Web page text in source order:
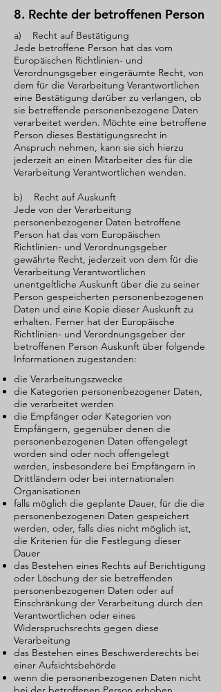
8. Rechte der betroffenen Person
a) Recht auf Bestätigung
Jede betroffene Person hat das vom
Europäischen Richtlinien- und
Verordnungsgeber eingeräumte Recht, von
dem für die Verarbeitung Verantwortlichen
eine Bestätigung darüber zu verlangen, ob
sie betreffende personenbezogene Daten
verarbeitet werden. Möchte eine betroffene
Person dieses Bestätigungsrecht in
Anspruch nehmen, kann sie sich hierzu
jederzeit an einen Mitarbeiter des für die
Verarbeitung Verantwortlichen wenden.
b) Recht auf Auskunft
Jede von der Verarbeitung
personenbezogener Daten betroffene
Person hat das vom Europäischen
Richtlinien- und Verordnungsgeber
gewährte Recht, jederzeit von dem für die
Verarbeitung Verantwortlichen
unentgeltliche Auskunft über die zu seiner
Person gespeicherten personenbezogenen
Daten und eine Kopie dieser Auskunft zu
erhalten. Ferner hat der Europäische
Richtlinien- und Verordnungsgeber der
betroffenen Person Auskunft über folgende
Informationen zugestanden:
die Verarbeitungszwecke
die Kategorien personenbezogener Daten,
die verarbeitet werden
die Empfänger oder Kategorien von
Empfängern, gegenüber denen die
personenbezogenen Daten offengelegt
worden sind oder noch offengelegt
werden, insbesondere bei Empfängern in
Drittländern oder bei internationalen
Organisationen
falls möglich die geplante Dauer, für die die
personenbezogenen Daten gespeichert
werden, oder, falls dies nicht möglich ist,
die Kriterien für die Festlegung dieser
Dauer
das Bestehen eines Rechts auf Berichtigung
oder Löschung der sie betreffenden
personenbezogenen Daten oder auf
Einschränkung der Verarbeitung durch den
Verantwortlichen oder eines
Widerspruchsrechts gegen diese
Verarbeitung
das Bestehen eines Beschwerderechts bei
einer Aufsichtsbehörde
wenn die personenbezogenen Daten nicht